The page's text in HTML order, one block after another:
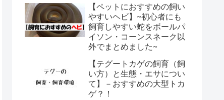
【ペットにおすすめの飼い
やすいヘビ】~初心者にも
飼育しやすい蛇をボールパ
イソン・コーンスネーク以
外でまとめました~
【テグートカゲの飼育（飼
い方）と生態・エサについ
て】－おすすめの大型トカ
ゲ？！